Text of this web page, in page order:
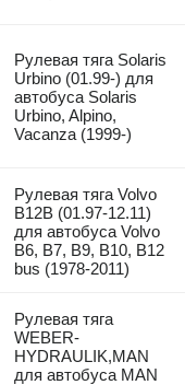
Рулевая тяга Solaris
Urbino (01.99-) для
автобуса Solaris
Urbino, Alpino,
Vacanza (1999-)
Рулевая тяга Volvo
B12B (01.97-12.11)
для автобуса Volvo
B6, B7, B9, B10, B12
bus (1978-2011)
Рулевая тяга
WEBER-
HYDRAULIK,MAN
для автобуса MAN